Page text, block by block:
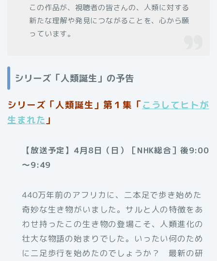
この作品が、視聴者の皆さんの、人類に対する
新たな理解や発見につながることを、心から願
っています。
シリーズ「人類誕生」の予告
シリーズ「人類誕生」第１集「こうしてヒトが
生まれた 」
【放送予定】4月8日（日）［NHK総合］後9:00
～9:49
440万年前のアフリカに、二本足で歩き始めた
奇妙な生き物がいました。サルと人の特徴をあ
わせ持ったこの生き物の登場こそ、人類進化の
壮大な物語の始まりでした。いったい何のため
に二足歩行を始めたのでしょうか？ 最新の研